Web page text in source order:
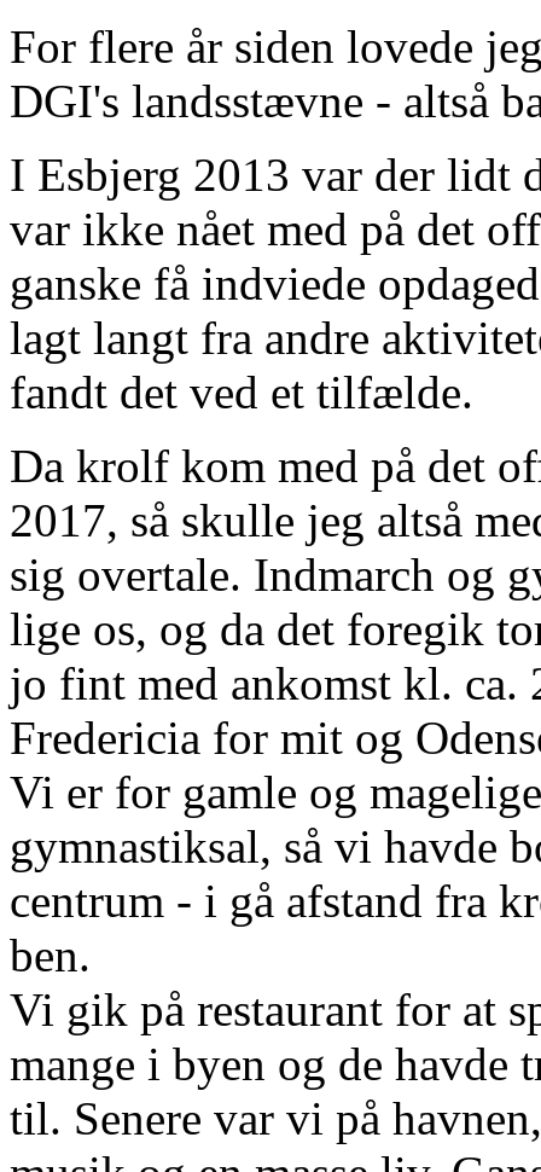
For flere år siden lovede
DGI's landsstævne - altså
I Esbjerg 2013 var der lidt
var ikke nået med på det
ganske få indviede
lagt langt fra andre
fandt det ved et tilfælde.
Da krolf kom med på det
2017, så skulle jeg altså
sig overtale. Indmarch og
lige os, og da det foregik
jo fint med ankomst kl. ca.
Fredericia for mit og
Vi er for gamle og
gymnastiksal, så vi havde
centrum - i gå afstand fra
ben.
Vi gik på restaurant for at
mange i byen og de havde
til. Senere var vi på